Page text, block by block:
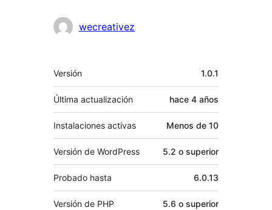
wecreativez
Meta
Versión 1.0.1
Última actualización hace 4 años
Instalaciones activas Menos de 10
Versión de WordPress 5.2 o superior
Probado hasta 6.0.13
Versión de PHP 5.6 o superior